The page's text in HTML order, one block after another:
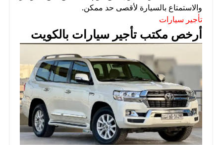
والاستمتاع بالسيارة لأقصى حد ممكن.
تأجير سيارات
أرخص مكتب تأجير سيارات بالكويت